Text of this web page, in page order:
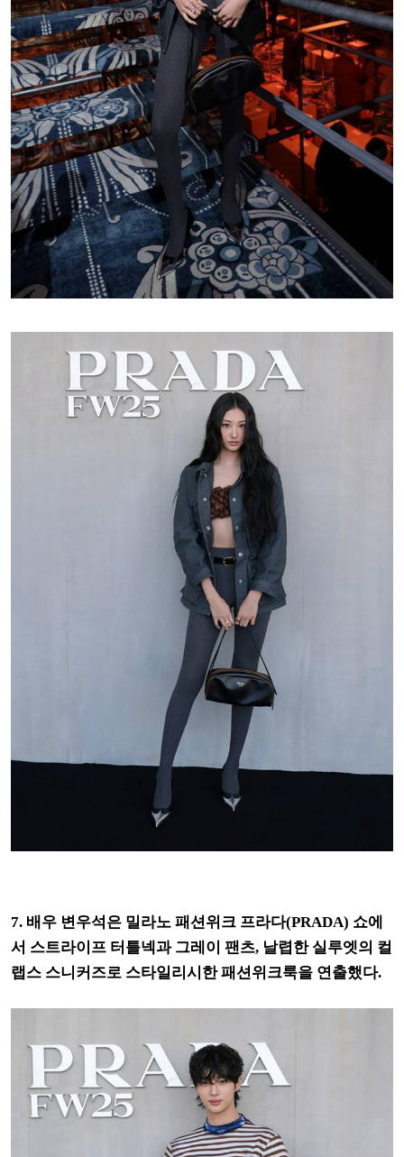
7. 배우 변우석은 밀라노 패션위크 프라다(PRADA) 쇼에
서 스트라이프 터틀넥과 그레이 팬츠, 날렵한 실루엣의 컬
랩스 스니커즈로 스타일리시한 패션위크룩을 연출했다.